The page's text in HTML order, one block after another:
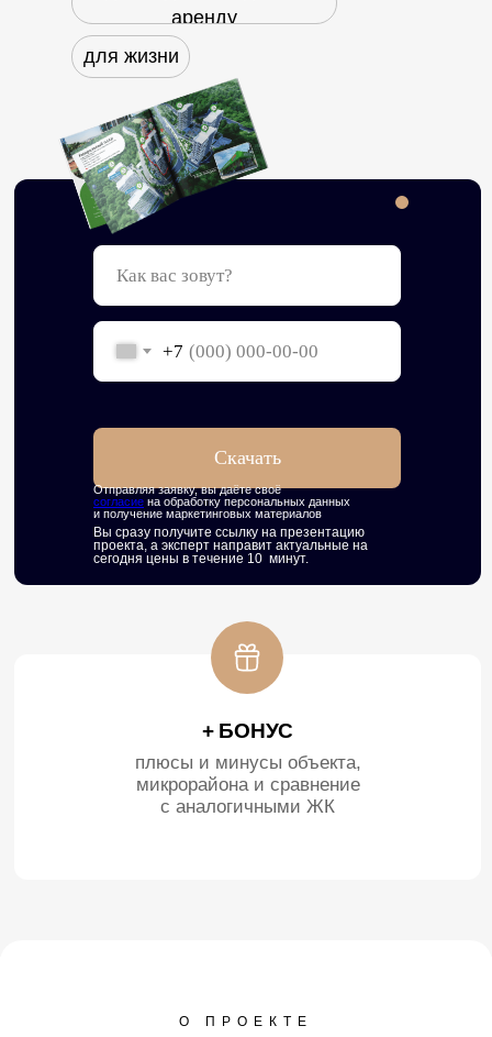
для жизни
аренду
+7
Скачать
плюсы и минусы объекта,
микрорайона и сравнение
с аналогичными ЖК
+ БОНУС
Вы сразу получите ссылку на презентацию
проекта, а эксперт направит актуальные на
сегодня цены в течение 10 минут.
Отправляя заявку, вы даёте своё
согласие на обработку персональных данных
и получение маркетинговых материалов
О ПРОЕКТЕ